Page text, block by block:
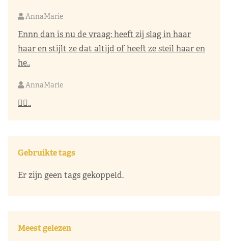
AnnaMarie
Ennn dan is nu de vraag: heeft zij slag in haar
haar en stijlt ze dat altijd of heeft ze steil haar en
he..
AnnaMarie
👌🏼..
Gebruikte tags
Er zijn geen tags gekoppeld.
Meest gelezen